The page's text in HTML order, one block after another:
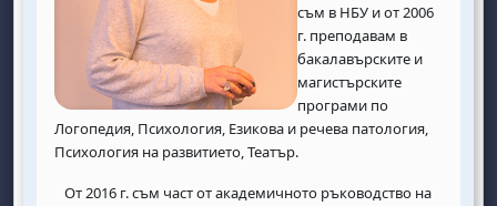
съм в НБУ и от 2006
г. преподавам в
бакалавърските и
магистърските
програми по
Логопедия, Психология, Езикова и речева патология,
Психология на развитието, Театър.
От 2016 г. съм част от академичното ръководство на